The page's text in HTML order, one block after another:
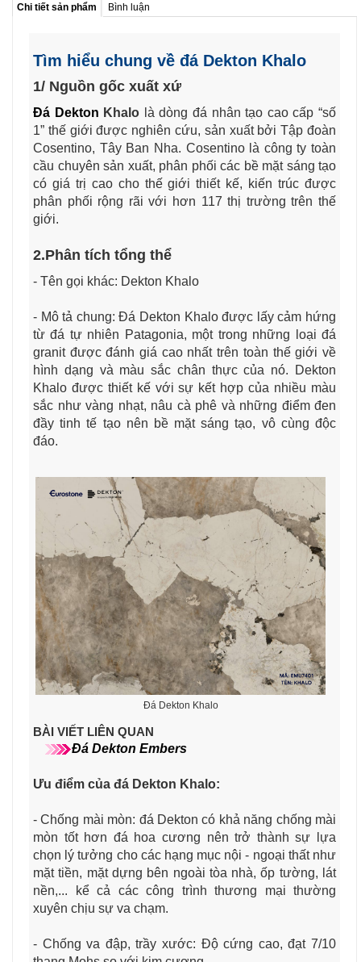
Chi tiết sản phẩm Bình luận
Tìm hiểu chung về đá Dekton Khalo
1/ Nguồn gốc xuất xứ
Đá Dekton Khalo là dòng đá nhân tạo cao cấp “số
1” thế giới được nghiên cứu, sản xuất bởi Tập đoàn
Cosentino, Tây Ban Nha. Cosentino là công ty toàn
cầu chuyên sản xuất, phân phối các bề mặt sáng tạo
có giá trị cao cho thế giới thiết kế, kiến trúc được
phân phối rộng rãi với hơn 117 thị trường trên thế
giới.
2.Phân tích tổng thể
- Tên gọi khác: Dekton Khalo
- Mô tả chung: Đá Dekton Khalo được lấy cảm hứng
từ đá tự nhiên Patagonia, một trong những loại đá
granit được đánh giá cao nhất trên toàn thế giới về
hình dạng và màu sắc chân thực của nó. Dekton
Khalo được thiết kế với sự kết hợp của nhiều màu
sắc như vàng nhạt, nâu cà phê và những điểm đen
đầy tinh tế tạo nên bề mặt sáng tạo, vô cùng độc
đáo.
Đá Dekton Khalo
BÀI VIẾT LIÊN QUAN
Đá Dekton Embers
Ưu điểm của đá Dekton Khalo:
- Chống mài mòn: đá Dekton có khả năng chống mài
mòn tốt hơn đá hoa cương nên trở thành sự lựa
chọn lý tưởng cho các hạng mục nội - ngoại thất như
mặt tiền, mặt dựng bên ngoài tòa nhà, ốp tường, lát
nền,... kể cả các công trình thương mại thường
xuyên chịu sự va chạm.
- Chống va đập, trầy xước: Độ cứng cao, đạt 7/10